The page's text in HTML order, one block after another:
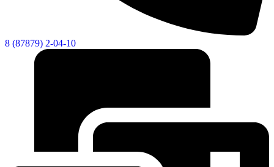
8 (87879) 2-04-10